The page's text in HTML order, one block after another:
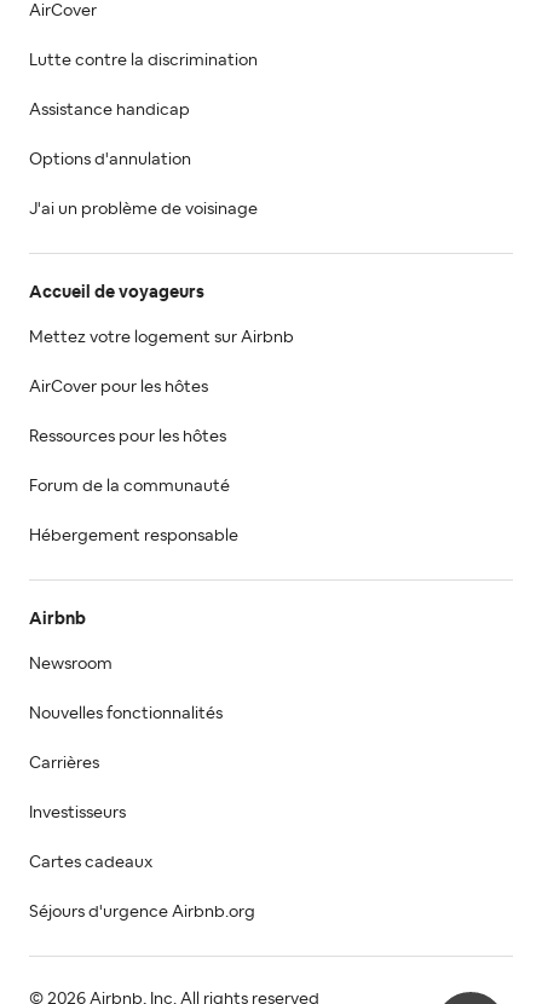
AirCover
Lutte contre la discrimination
Assistance handicap
Options d'annulation
J'ai un problème de voisinage
Accueil de voyageurs
Mettez votre logement sur Airbnb
AirCover pour les hôtes
Ressources pour les hôtes
Forum de la communauté
Hébergement responsable
Airbnb
Newsroom
Nouvelles fonctionnalités
Carrières
Investisseurs
Cartes cadeaux
Séjours d'urgence Airbnb.org
© 2026 Airbnb, Inc. All rights reserved